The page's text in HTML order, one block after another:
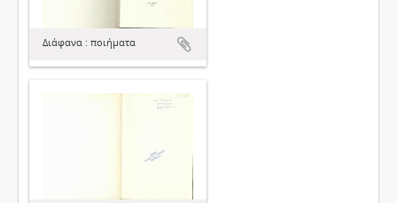
Διάφανα : ποιήματα